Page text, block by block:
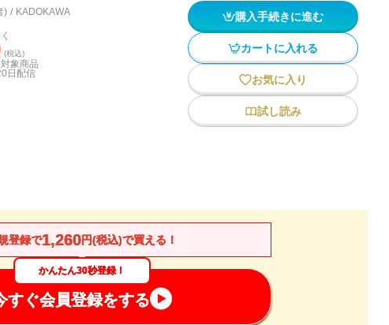
) / KADOKAWA
(税込)
象商品
日 配信
購入手続きに進む
カートに入れる
お気に入り
試し読み
登録で1,260円(税込)で買える！
かんたん30秒登録！
すぐ会員登録をする